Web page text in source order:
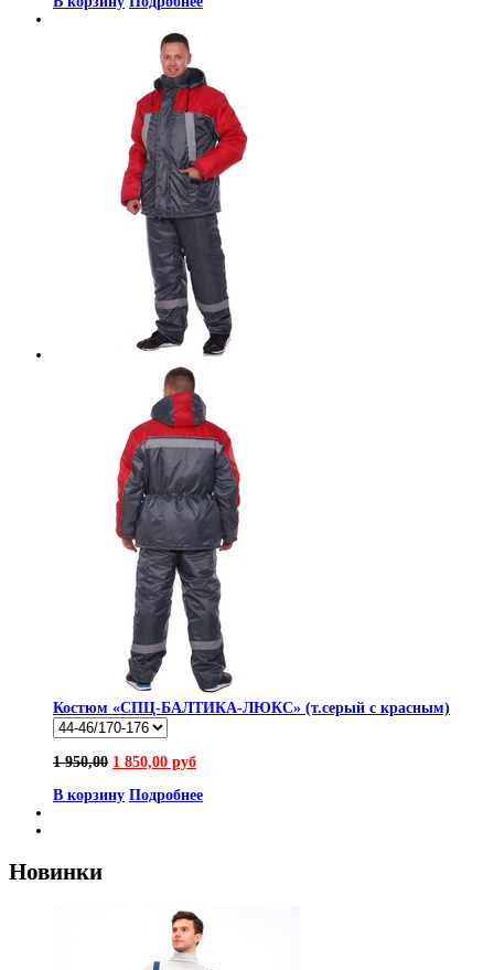
Костюм «СПЦ-БАЛТИКА-ЛЮКС» (т.серый с красным)
1 950,00 1 850,00 руб
В корзину Подробнее
Новинки